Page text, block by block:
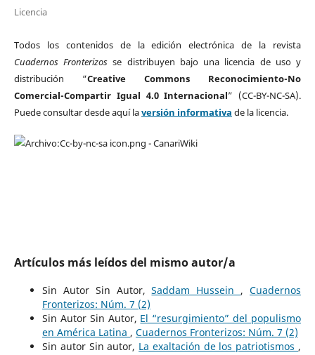
Licencia
Todos los contenidos de la edición electrónica de la revista
Cuadernos Fronterizos se distribuyen bajo una licencia de uso y
distribución “Creative Commons Reconocimiento-No
Comercial-Compartir Igual 4.0 Internacional” (CC-BY-NC-SA).
Puede consultar desde aquí laversión informativa de la licencia.
Artículos más leídos del mismo autor/a
Sin Autor Sin Autor,Saddam Hussein ,Cuadernos
Fronterizos: Núm. 7 (2)
Sin Autor Sin Autor, El “resurgimiento” del populismo
en América Latina , Cuadernos Fronterizos: Núm. 7 (2)
Sin autor Sin autor, La exaltación de los patriotismos ,